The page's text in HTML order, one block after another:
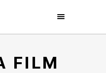
FILM